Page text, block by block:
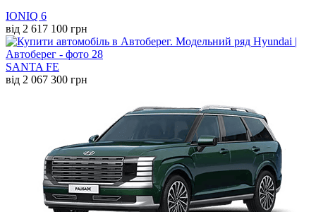
IONIQ 6
від 2 617 100 грн
SANTA FE
від 2 067 300 грн